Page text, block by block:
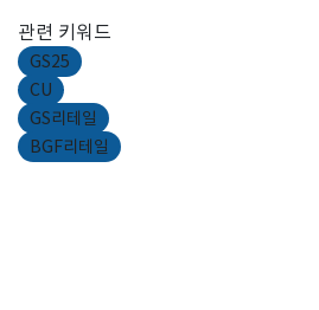
관련 키워드
GS25
CU
GS리테일
BGF리테일